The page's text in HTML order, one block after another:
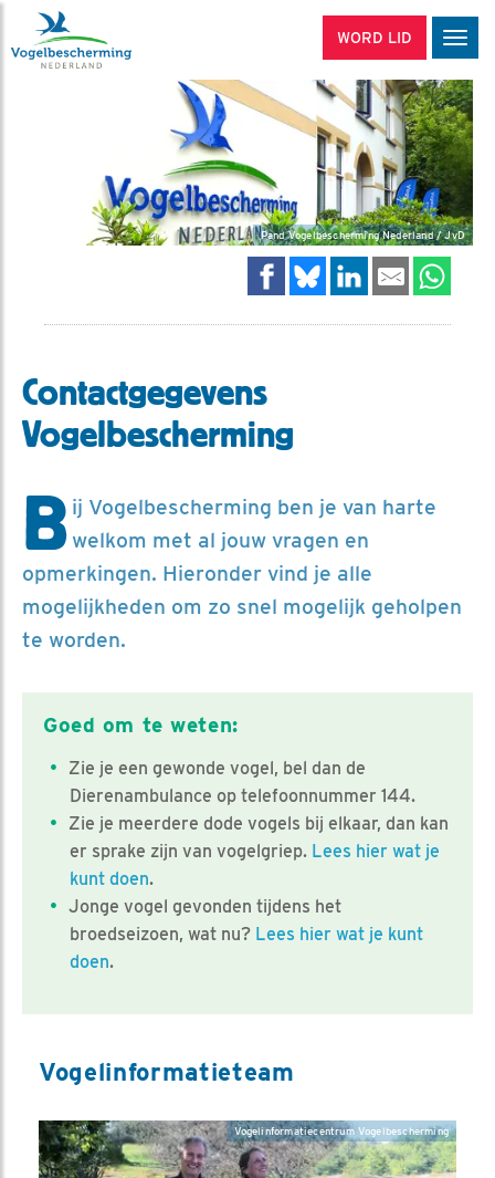
WORD LID
Pand Vogelbescherming Nederland / JvD
Contactgegevens
Vogelbescherming
B ij Vogelbescherming ben je van harte
welkom met al jouw vragen en
opmerkingen. Hieronder vind je alle
mogelijkheden om zo snel mogelijk geholpen
te worden.
Goed om te weten:
Zie je een gewonde vogel, bel dan de
Dierenambulance op telefoonnummer 144.
Zie je meerdere dode vogels bij elkaar, dan kan
er sprake zijn van vogelgriep. Lees hier wat je
kunt doen.
Jonge vogel gevonden tijdens het
broedseizoen, wat nu? Lees hier wat je kunt
doen.
Vogelinformatieteam
Vogelinformatiecentrum Vogelbescherming